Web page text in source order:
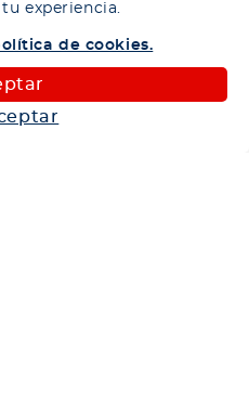
experiencia.
de cookies.